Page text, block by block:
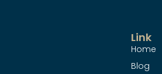
Link
Home
Blog